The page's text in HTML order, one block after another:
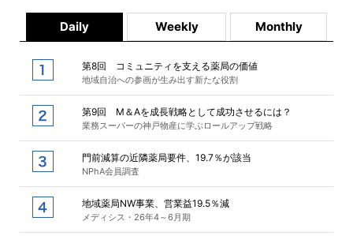
Daily Weekly Monthly
第8回 コミュニティを支える薬局の価値
地域自治への参画が生み出す新たな役割
第9回 M＆Aを成長戦略として成功させるには？
業務スーパーの神戸物産に学ぶロールアップ戦略
門前減算の近隣薬局要件、19.7％が該当
NPhA会員調査
地域薬局NW事業、営業益19.5％減
メディシス・26年4～6月期